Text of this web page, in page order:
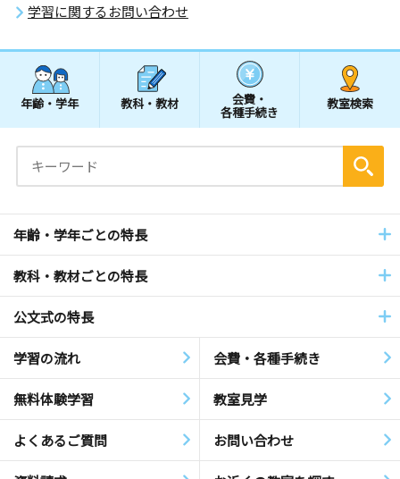
学習に関するお問い合わせ
年齢・学年 教科・教材 会費・
各種手続き
教室検索
年齢・学年ごとの特長
教科・教材ごとの特長
公文式の特長
学習の流れ 会費・各種手続き
無料体験学習 教室見学
よくあるご質問 お問い合わせ